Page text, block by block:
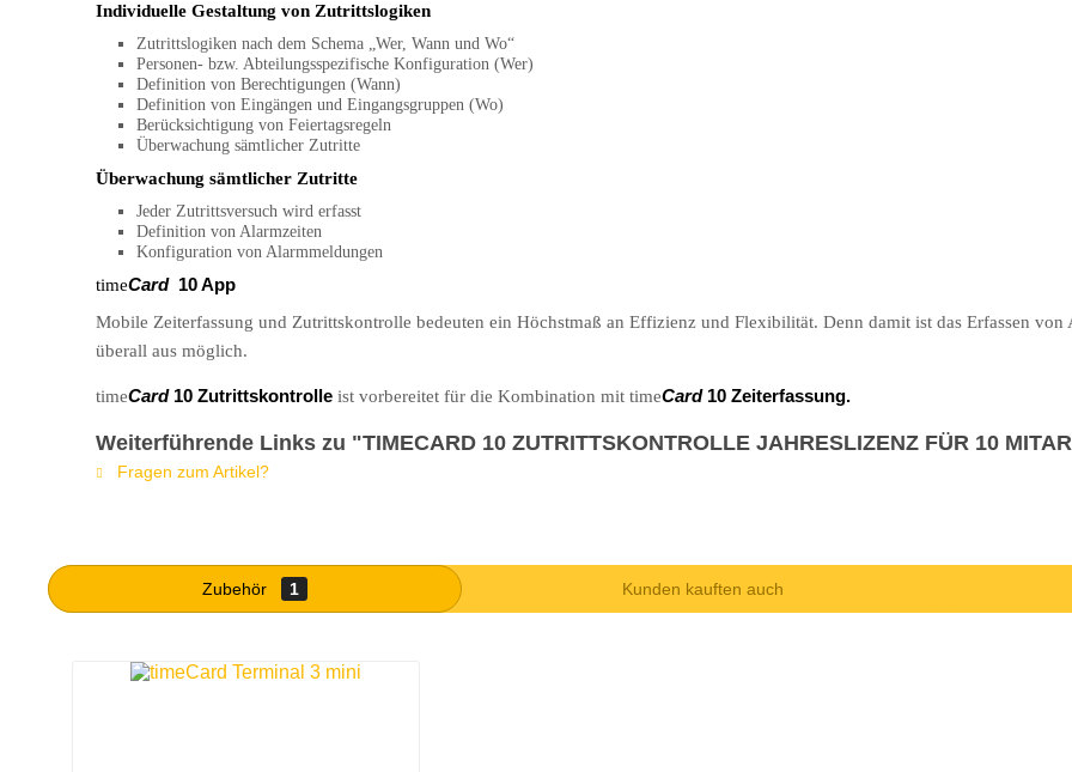
Individuelle Gestaltung von Zutrittslogiken
Zutrittslogiken nach dem Schema „Wer, Wann und Wo“
Personen- bzw. Abteilungsspezifische Konfiguration (Wer)
Definition von Berechtigungen (Wann)
Definition von Eingängen und Eingangsgruppen (Wo)
Berücksichtigung von Feiertagsregeln
Überwachung sämtlicher Zutritte
Überwachung sämtlicher Zutritte
Jeder Zutrittsversuch wird erfasst
Definition von Alarmzeiten
Konfiguration von Alarmmeldungen
timeCard 10 App
Mobile Zeiterfassung und Zutrittskontrolle bedeuten ein Höchstmaß an Effizienz und Flexibilität. Denn damit ist das Erfassen
überall aus möglich.
timeCard 10 Zutrittskontrolle ist vorbereitet für die Kombination mit timeCard 10 Zeiterfassung.
Weiterführende Links zu "TIMECARD 10 ZUTRITTSKONTROLLE JAHRESLIZENZ FÜR 10
Fragen zum Artikel?
Zubehör 1 Kunden kauften auch